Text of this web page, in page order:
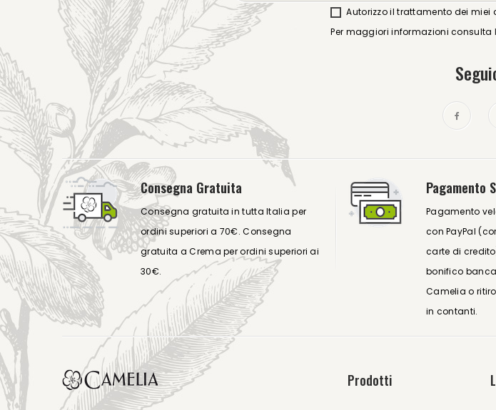
Autorizzo il trattamento dei miei
Per maggiori informazioni consulta
Consegna Gratuita
Consegna gratuita in tutta Italia per
ordini superiori a 70€. Consegna
gratuita a Crema per ordini superiori ai
30€.
Pagamento
Pagamento
con PayPal
carte di
bonifico
Camelia o
in contanti.
Prodotti